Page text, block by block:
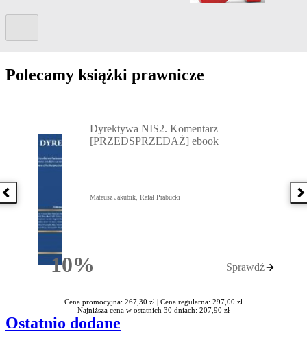
Polecamy książki prawnicze
Poprzednia książka
10%Rabatu
Dyrektywa NIS2. Komentarz
[PRZEDSPRZEDAŻ] ebook
Mateusz Jakubik, Rafał Prabucki
Sprawdź
Cena promocyjna: 267,30 zł | Cena regularna: 297,00 zł
Najniższa cena w ostatnich 30 dniach: 207,90 zł
Ostatnio dodane